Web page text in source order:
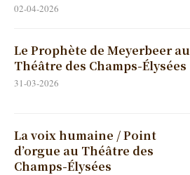
02-04-2026
Le Prophète de Meyerbeer au
Théâtre des Champs-Élysées
31-03-2026
La voix humaine / Point
d’orgue au Théâtre des
Champs-Élysées